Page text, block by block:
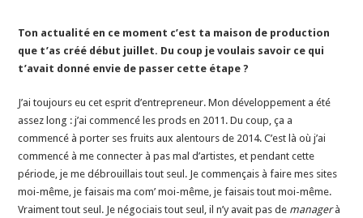
Ton actualité en ce moment c’est ta maison de production
que t’as créé début juillet. Du coup je voulais savoir ce qui
t’avait donné envie de passer cette étape ?
J’ai toujours eu cet esprit d’entrepreneur. Mon développement a été
assez long : j’ai commencé les prods en 2011. Du coup, ça a
commencé à porter ses fruits aux alentours de 2014. C’est là où j’ai
commencé à me connecter à pas mal d’artistes, et pendant cette
période, je me débrouillais tout seul. Je commençais à faire mes sites
moi-même, je faisais ma com’ moi-même, je faisais tout moi-même.
Vraiment tout seul. Je négociais tout seul, il n’y avait pas de managerà